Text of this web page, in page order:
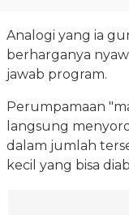
Analogi yang ia
berharganya
jawab program.
Perumpamaan
langsung
dalam jumlah
kecil yang bisa